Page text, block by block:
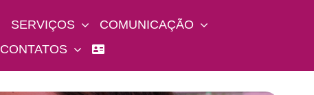
SERVIÇOS
COMUNICAÇÃO
CONTATOS